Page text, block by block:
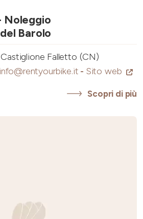
Noleggio
Barolo
Falletto (CN)
info@rentyourbike.it - Sito web
Scopri di più